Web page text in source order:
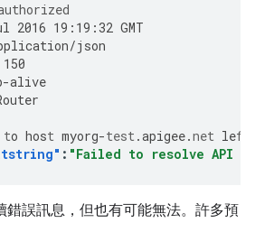
2016 19:19:32 GMT
json
150
alive
to host myorg-test.apigee.net left
: "Failed to resolve API
錯誤訊息，但也有可能無法。許多預